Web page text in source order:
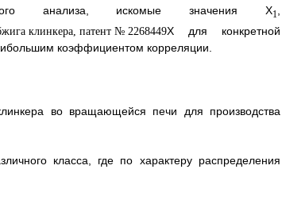
анализа, искомые значения Х1
Х для конкретной
коэффициентом корреляции.
во вращающейся печи для производства
класса, где по характеру распределения